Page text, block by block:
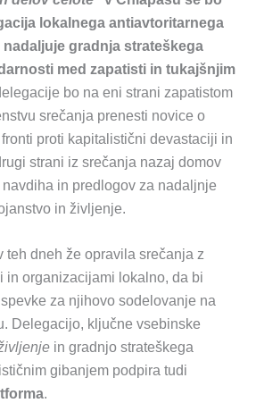
lokalnega antiavtoritarnega
gradnja strateškega
med zapatisti in tukajšnjim
bo na eni strani zapatistom
srečanja prenesti novice o
proti kapitalistični devastaciji in
strani iz srečanja nazaj domov
in predlogov za nadaljnje
in življenje.
teh dneh že opravila srečanja z
in organizacijami lokalno, da bi
za njihovo sodelovanje na
Delegacijo, ključne vsebinske
in gradnjo strateškega
gibanjem podpira tudi
.